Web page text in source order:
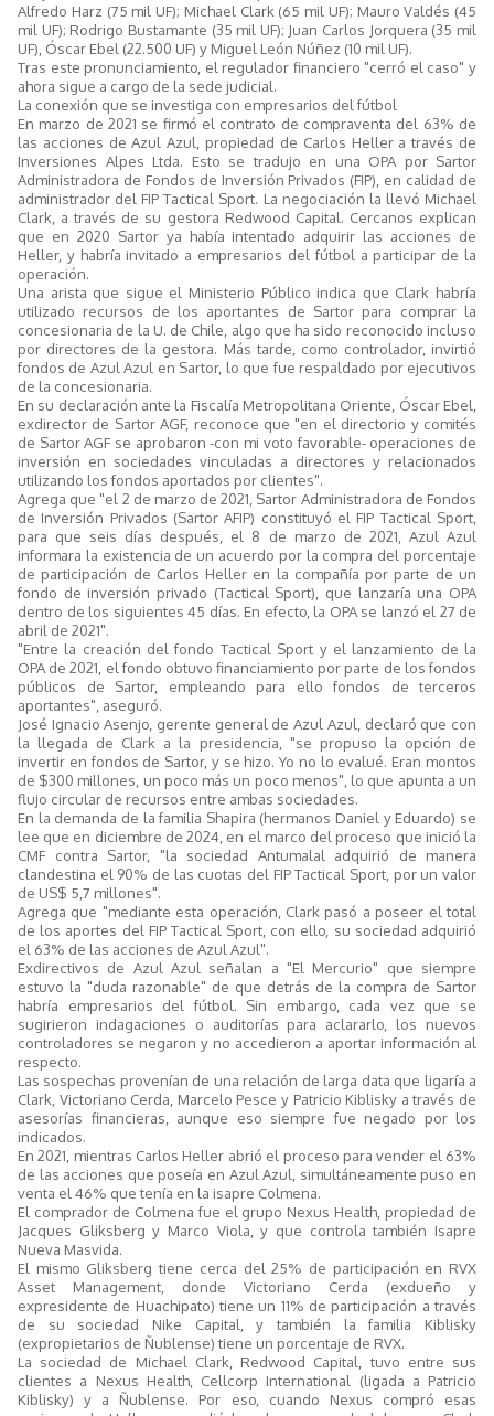
Alfredo Harz (75 mil UF); Michael Clark (65 mil UF); Mauro Valdés (45
mil UF); Rodrigo Bustamante (35 mil UF); Juan Carlos Jorquera (35 mil
UF), Óscar Ebel (22.500 UF) y Miguel León Núñez (10 mil UF).
Tras este pronunciamiento, el regulador financiero "cerró el caso" y
ahora sigue a cargo de la sede judicial.
La conexión que se investiga con empresarios del fútbol
En marzo de 2021 se firmó el contrato de compraventa del 63% de
las acciones de Azul Azul, propiedad de Carlos Heller a través de
Inversiones Alpes Ltda. Esto se tradujo en una OPA por Sartor
Administradora de Fondos de Inversión Privados (FIP), en calidad de
administrador del FIP Tactical Sport. La negociación la llevó Michael
Clark, a través de su gestora Redwood Capital. Cercanos explican
que en 2020 Sartor ya había intentado adquirir las acciones de
Heller, y habría invitado a empresarios del fútbol a participar de la
operación.
Una arista que sigue el Ministerio Público indica que Clark habría
utilizado recursos de los aportantes de Sartor para comprar la
concesionaria de la U. de Chile, algo que ha sido reconocido incluso
por directores de la gestora. Más tarde, como controlador, invirtió
fondos de Azul Azul en Sartor, lo que fue respaldado por ejecutivos
de la concesionaria.
En su declaración ante la Fiscalía Metropolitana Oriente, Óscar Ebel,
exdirector de Sartor AGF, reconoce que "en el directorio y comités
de Sartor AGF se aprobaron -con mi voto favorable- operaciones de
inversión en sociedades vinculadas a directores y relacionados
utilizando los fondos aportados por clientes".
Agrega que "el 2 de marzo de 2021, Sartor Administradora de Fondos
de Inversión Privados (Sartor AFIP) constituyó el FIP Tactical Sport,
para que seis días después, el 8 de marzo de 2021, Azul Azul
informara la existencia de un acuerdo por la compra del porcentaje
de participación de Carlos Heller en la compañía por parte de un
fondo de inversión privado (Tactical Sport), que lanzaría una OPA
dentro de los siguientes 45 días. En efecto, la OPA se lanzó el 27 de
abril de 2021".
"Entre la creación del fondo Tactical Sport y el lanzamiento de la
OPA de 2021, el fondo obtuvo financiamiento por parte de los fondos
públicos de Sartor, empleando para ello fondos de terceros
aportantes", aseguró.
José Ignacio Asenjo, gerente general de Azul Azul, declaró que con
la llegada de Clark a la presidencia, "se propuso la opción de
invertir en fondos de Sartor, y se hizo. Yo no lo evalué. Eran montos
de $300 millones, un poco más un poco menos", lo que apunta a un
flujo circular de recursos entre ambas sociedades.
En la demanda de la familia Shapira (hermanos Daniel y Eduardo) se
lee que en diciembre de 2024, en el marco del proceso que inició la
CMF contra Sartor, "la sociedad Antumalal adquirió de manera
clandestina el 90% de las cuotas del FIP Tactical Sport, por un valor
de US$ 5,7 millones".
Agrega que "mediante esta operación, Clark pasó a poseer el total
de los aportes del FIP Tactical Sport, con ello, su sociedad adquirió
el 63% de las acciones de Azul Azul".
Exdirectivos de Azul Azul señalan a "El Mercurio" que siempre
estuvo la "duda razonable" de que detrás de la compra de Sartor
habría empresarios del fútbol. Sin embargo, cada vez que se
sugirieron indagaciones o auditorías para aclararlo, los nuevos
controladores se negaron y no accedieron a aportar información al
respecto.
Las sospechas provenían de una relación de larga data que ligaría a
Clark, Victoriano Cerda, Marcelo Pesce y Patricio Kiblisky a través de
asesorías financieras, aunque eso siempre fue negado por los
indicados.
En 2021, mientras Carlos Heller abrió el proceso para vender el 63%
de las acciones que poseía en Azul Azul, simultáneamente puso en
venta el 46% que tenía en la isapre Colmena.
El comprador de Colmena fue el grupo Nexus Health, propiedad de
Jacques Gliksberg y Marco Viola, y que controla también Isapre
Nueva Masvida.
El mismo Gliksberg tiene cerca del 25% de participación en RVX
Asset Management, donde Victoriano Cerda (exdueño y
expresidente de Huachipato) tiene un 11% de participación a través
de su sociedad Nike Capital, y también la familia Kiblisky
(expropietarios de Ñublense) tiene un porcentaje de RVX.
La sociedad de Michael Clark, Redwood Capital, tuvo entre sus
clientes a Nexus Health, Cellcorp International (ligada a Patricio
Kiblisky) y a Ñublense. Por eso, cuando Nexus compró esas